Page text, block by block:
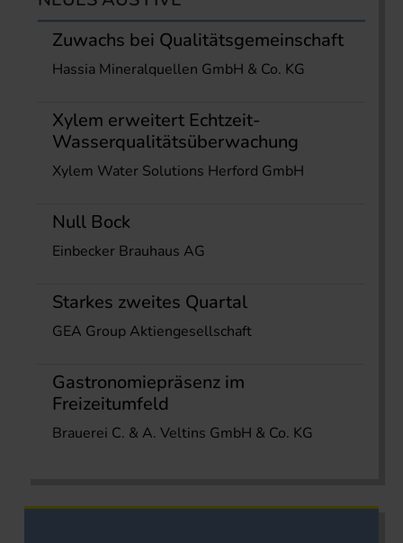
Zuwachs bei Qualitätsgemeinschaft
Hassia Mineralquellen GmbH & Co. KG
Xylem erweitert Echtzeit-
Wasserqualitätsüberwachung
Xylem Water Solutions Herford GmbH
Null Bock
Einbecker Brauhaus AG
Starkes zweites Quartal
GEA Group Aktiengesellschaft
Gastronomiepräsenz im
Freizeitumfeld
Brauerei C. & A. Veltins GmbH & Co. KG